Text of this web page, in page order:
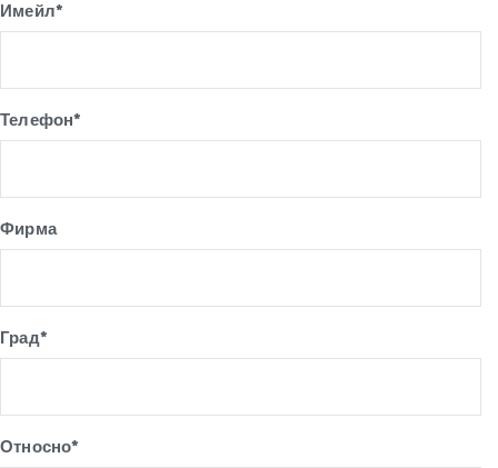
Имейл*
Телефон*
Фирма
Град*
Относно*